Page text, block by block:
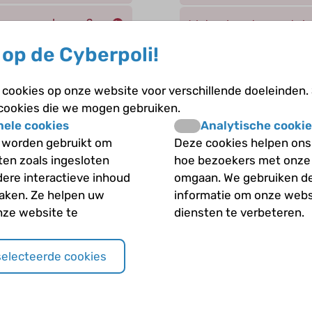
zenuwbanen?
gedeelte van
moet je nemen
werken?
gedeelte
?
Wat gebeurt er met
Wat gebeurt er
Wat is de functie van
Wat is de invloed van
Wat verstaan we
Welke hormonen
Welke stoffen
op de Cyberpoli!
cookies op onze website voor verschillende
die we mogen gebruiken.
cookies
gebruikt om
zoals ingesloten
interactieve inhoud
Ze helpen uw
website te
Analytische
Deze cookies helpen
hoe bezoekers met
omgaan. We gebruiken
informatie om onze
diensten te verbeteren.
cookies